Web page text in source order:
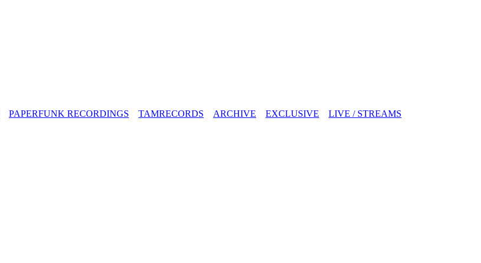
PAPERFUNK RECORDINGS TAMRECORDS ARCHIVE EXCLUSIVE LIVE / STREAMS